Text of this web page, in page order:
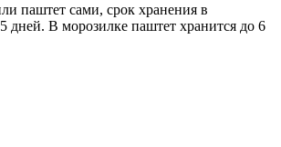
паштет сами, срок хранения в
дней. В морозилке паштет хранится до 6